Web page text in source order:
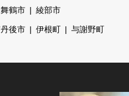
舞鶴市 綾部市
後市 伊根町 与謝野町